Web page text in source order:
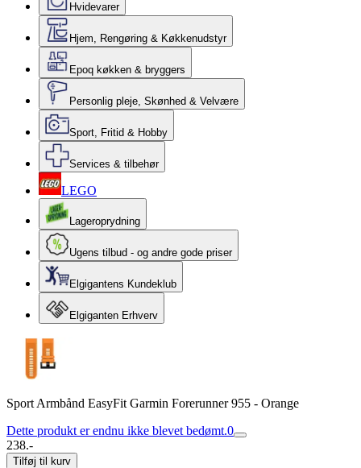
Hvidevarer
Hjem, Rengøring & Køkkenudstyr
Epoq køkken & bryggers
Personlig pleje, Skønhed & Velvære
Sport, Fritid & Hobby
Services & tilbehør
LEGO
Lageroprydning
Ugens tilbud - og andre gode priser
Elgigantens Kundeklub
Elgiganten Erhverv
Sport Armbånd EasyFit Garmin Forerunner 955 - Orange
Dette produkt er endnu ikke blevet bedømt.0
238.-
Tilføj til kurv